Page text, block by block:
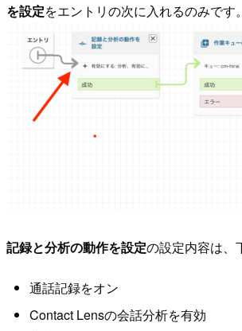
を設定をエントリの次に入れるのみです。
記録と分析の動作を設定の設定内容は、
通話記録をオン
Contact Lensの会話分析を有効